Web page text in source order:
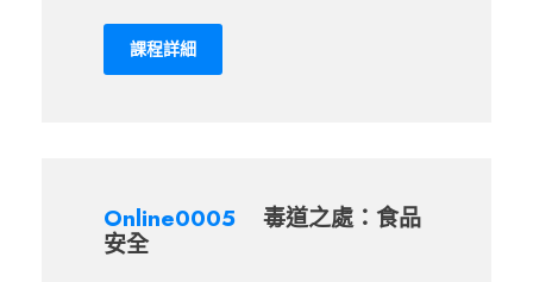
課程詳細
Online0005
毒道之處：食品
安全